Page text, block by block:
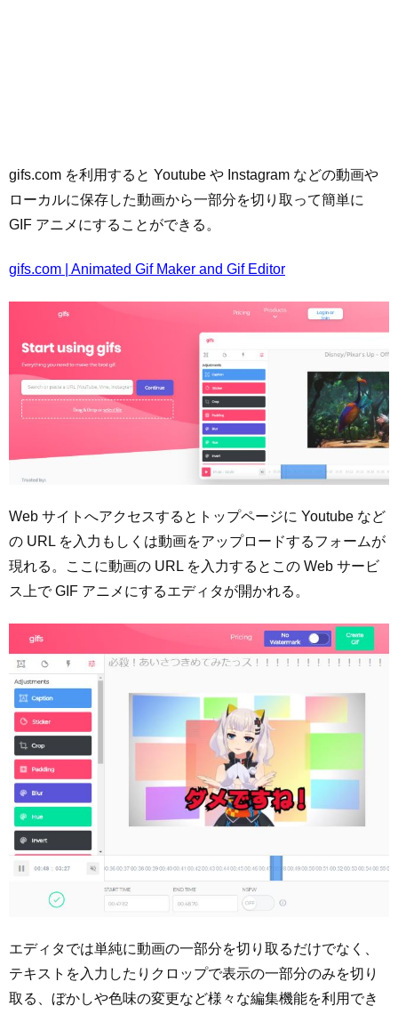
gifs.com を利用すると Youtube や Instagram などの動画や
ローカルに保存した動画から一部分を切り取って簡単に
GIF アニメにすることができる。
gifs.com | Animated Gif Maker and Gif Editor
Web サイトへアクセスするとトップページに Youtube など
の URL を入力もしくは動画をアップロードするフォームが
現れる。ここに動画の URL を入力するとこの Web サービ
ス上で GIF アニメにするエディタが開かれる。
エディタでは単純に動画の一部分を切り取るだけでなく、
テキストを入力したりクロップで表示の一部分のみを切り
取る、ぼかしや色味の変更など様々な編集機能を利用でき